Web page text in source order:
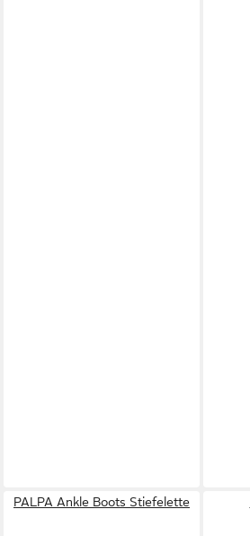
PALPA Ankle Boots Stiefelette